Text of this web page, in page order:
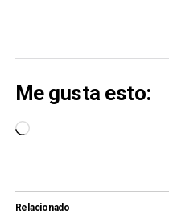
Me gusta esto:
Cargando...
Relacionado